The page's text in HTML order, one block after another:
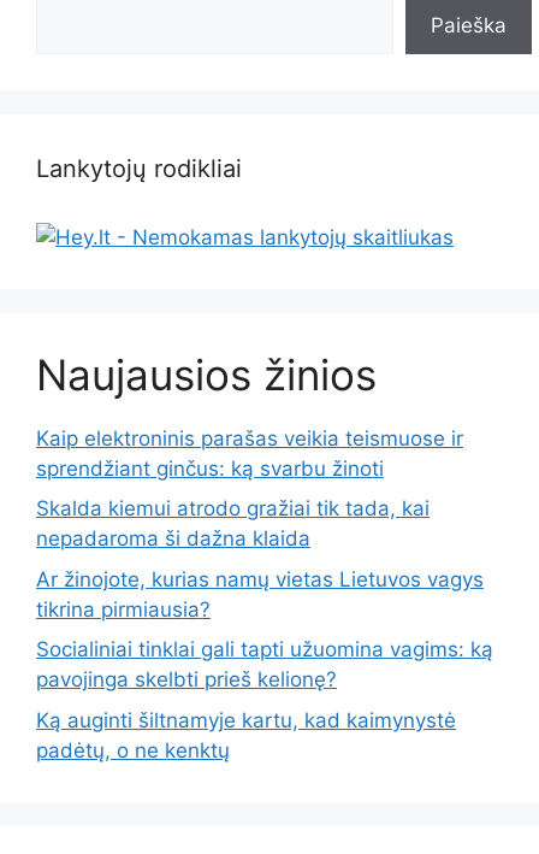
Paieška
Lankytojų rodikliai
Naujausios žinios
Kaip elektroninis parašas veikia teismuose ir
sprendžiant ginčus: ką svarbu žinoti
Skalda kiemui atrodo gražiai tik tada, kai
nepadaroma ši dažna klaida
Ar žinojote, kurias namų vietas Lietuvos vagys
tikrina pirmiausia?
Socialiniai tinklai gali tapti užuomina vagims: ką
pavojinga skelbti prieš kelionę?
Ką auginti šiltnamyje kartu, kad kaimynystė
padėtų, o ne kenktų